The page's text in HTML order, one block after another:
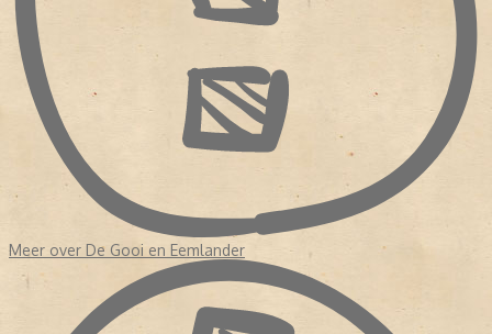
Meer over De Gooi en Eemlander